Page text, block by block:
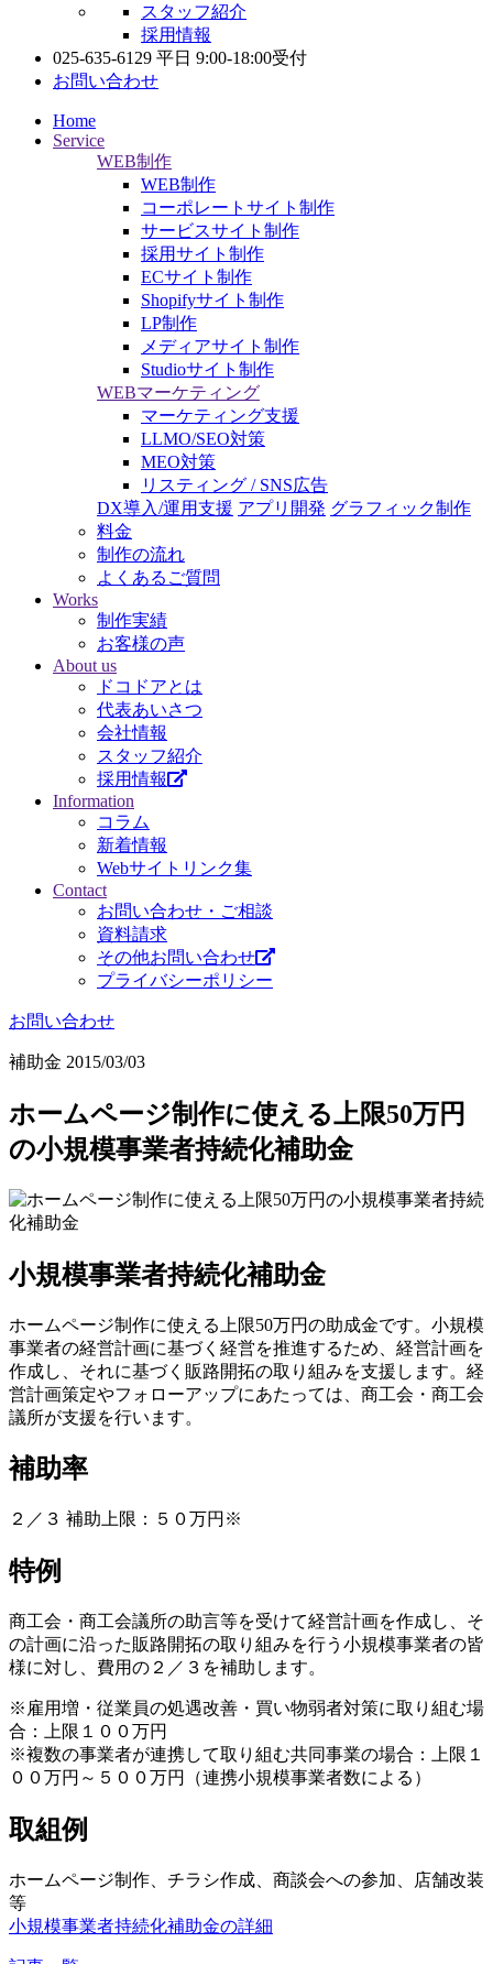
スタッフ紹介
採用情報
025-635-6129 平日 9:00-18:00受付
お問い合わせ
Home
Service
WEB制作
WEB制作
コーポレートサイト制作
サービスサイト制作
採用サイト制作
ECサイト制作
Shopifyサイト制作
LP制作
メディアサイト制作
Studioサイト制作
WEBマーケティング
マーケティング支援
LLMO/SEO対策
MEO対策
リスティング / SNS広告
DX導入/運用支援 アプリ開発 グラフィック制作
料金
制作の流れ
よくあるご質問
Works
制作実績
お客様の声
About us
ドコドアとは
代表あいさつ
会社情報
スタッフ紹介
採用情報
Information
コラム
新着情報
Webサイトリンク集
Contact
お問い合わせ・ご相談
資料請求
その他お問い合わせ
プライバシーポリシー
お問い合わせ
補助金 2015/03/03
ホームページ制作に使える上限50万円
の小規模事業者持続化補助金
小規模事業者持続化補助金
ホームページ制作に使える上限50万円の助成金です。小規模
事業者の経営計画に基づく経営を推進するため、経営計画を
作成し、それに基づく販路開拓の取り組みを支援します。経
営計画策定やフォローアップにあたっては、商工会・商工会
議所が支援を行います。
補助率
２／３ 補助上限：５０万円※
特例
商工会・商工会議所の助言等を受けて経営計画を作成し、そ
の計画に沿った販路開拓の取り組みを行う小規模事業者の皆
様に対し、費用の２／３を補助します。
※雇用増・従業員の処遇改善・買い物弱者対策に取り組む場
合：上限１００万円
※複数の事業者が連携して取り組む共同事業の場合：上限１
００万円～５００万円（連携小規模事業者数による）
取組例
ホームページ制作、チラシ作成、商談会への参加、店舗改装
等
小規模事業者持続化補助金の詳細